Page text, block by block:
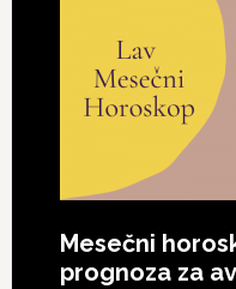
Mesečni
prognoza za